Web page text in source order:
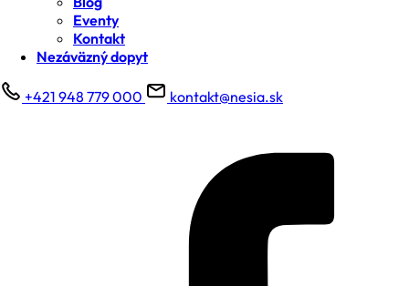
Eventy
Kontakt
Nezáväzný dopyt
+421 948 779 000 kontakt@nesia.sk